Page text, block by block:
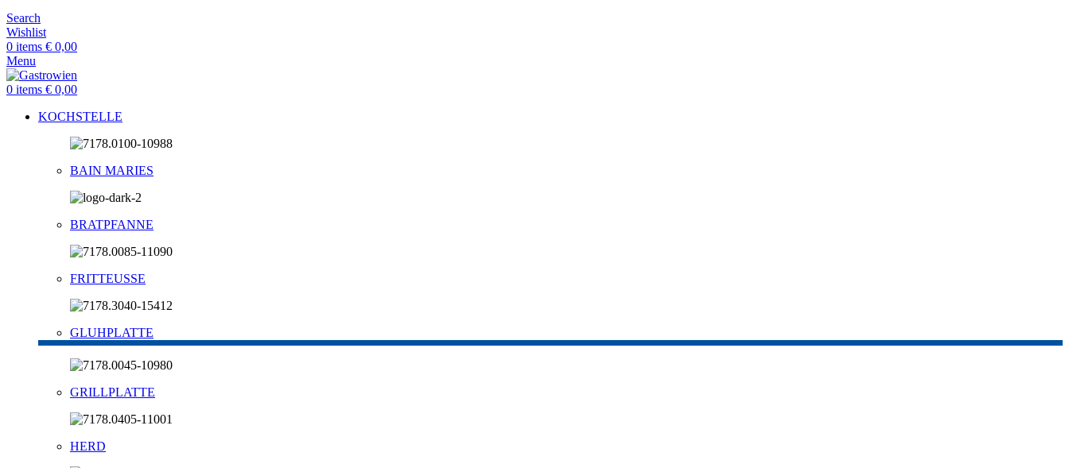
Search
Wishlist
0 items € 0,00
Menu
0 items € 0,00
KOCHSTELLE
BAIN MARIES
BRATPFANNE
FRITTEUSSE
GLUHPLATTE
GRILLPLATTE
HERD